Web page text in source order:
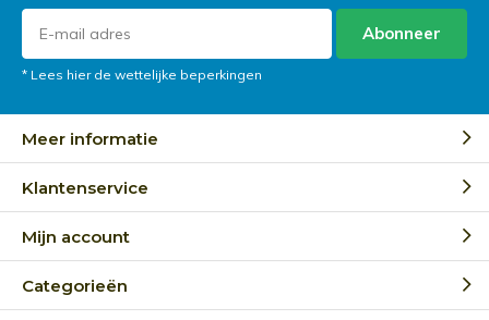
Abonneer
* Lees hier de wettelijke beperkingen
Meer informatie
Klantenservice
Mijn account
Categorieën